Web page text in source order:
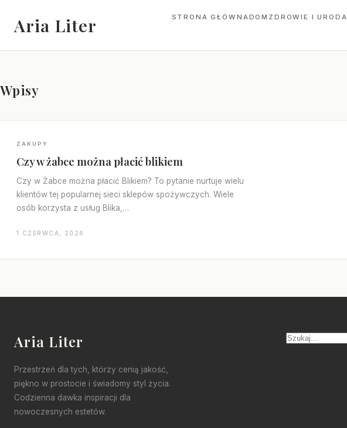
Aria Liter STRONA GŁÓWNADOM ZDROWIE I URODA
Wpisy
ZAKUPY
Czy w żabce można płacić blikiem
Czy w Żabce można płacić Blikiem? To pytanie nurtuje wielu
klientów tej popularnej sieci sklepów spożywczych. Wiele
osób korzysta z usług Blika,…
1 CZERWCA, 2026
Aria Liter
Przestrzeń dla tych, którzy cenią jakość,
piękno w prostocie i świadomy styl życia.
Codzienna dawka inspiracji dla
nowoczesnych estetów.